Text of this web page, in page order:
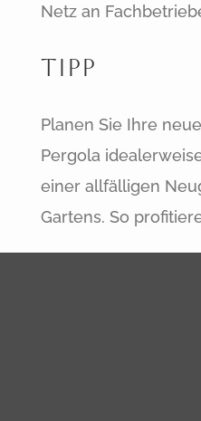
Netz an
Tipp
Planen Sie Ihre
Pergola
einer allfälligen
Gartens. So